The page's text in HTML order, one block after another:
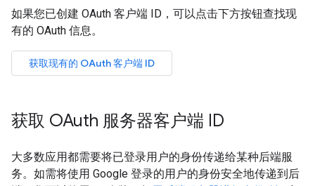
如果您已创建 OAuth 客户端 ID，可以点击下方按钮查找现
有的 OAuth 信息。
获取现有的 OAuth 客户端 ID
获取 OAuth 服务器客户端 ID
大多数应用都需要将已登录用户的身份传递给某种后端服
务。如需将使用 Google 登录的用户的身份安全地传递到后